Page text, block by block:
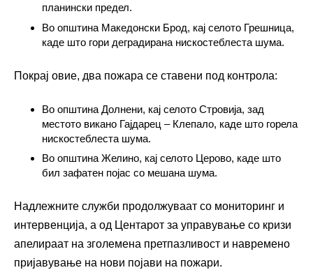
планински предел.
Во општина Македонски Брод, кај селото Грешница,
каде што гори деградирана нискостеблеста шума.
Покрај овие, два пожара се ставени под контрола:
Во општина Долнени, кај селото Стровија, зад
местото викано Гајдарец – Клепало, каде што горела
нискостеблеста шума.
Во општина Желино, кај селото Церово, каде што
бил зафатен појас со мешана шума.
Надлежните служби продолжуваат со мониторинг и
интервенција, а од Центарот за управување со кризи
апелираат на зголемена претпазливост и навремено
пријавување на нови појави на пожари.